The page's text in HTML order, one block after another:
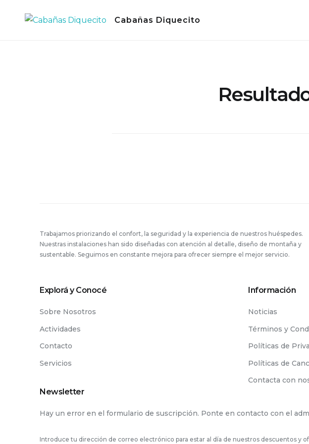
Cabañas Diquecito
Trabajamos priorizando el confort, la seguridad y la experiencia de nuestros huéspedes.
Nuestras instalaciones han sido diseñadas con atención al detalle, diseño de montaña y
sustentable. Seguimos en constante mejora para ofrecer siempre el mejor servicio.
Explorá y Conocé
Sobre Nosotros
Actividades
Contacto
Servicios
Información
Noticias
Términos y
Políticas de
Políticas de
Contacta con
Newsletter
Hay un error en el formulario de suscripción. Ponte en contacto con el
Introduce tu dirección de correo electrónico para estar al día de nuestros descuentos y